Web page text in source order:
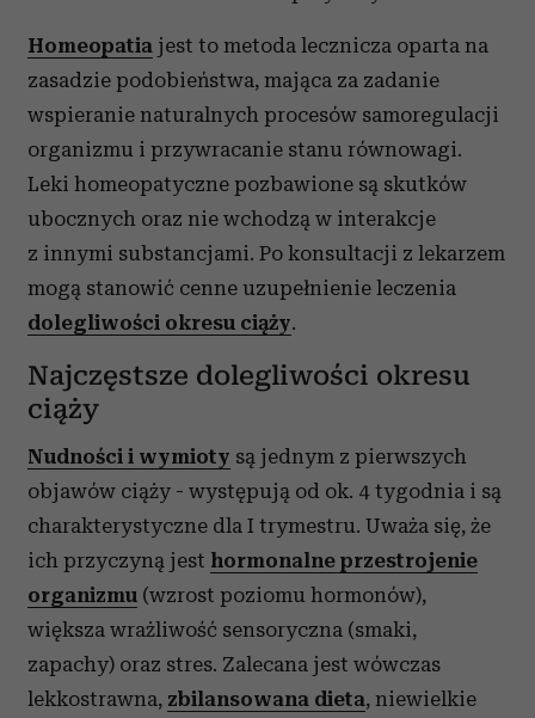
Homeopatia jest to metoda lecznicza oparta na
zasadzie podobieństwa, mająca za zadanie
wspieranie naturalnych procesów samoregulacji
organizmu i przywracanie stanu równowagi.
Leki homeopatyczne pozbawione są skutków
ubocznych oraz nie wchodzą w interakcje
z innymi substancjami. Po konsultacji z lekarzem
mogą stanowić cenne uzupełnienie leczenia
dolegliwości okresu ciąży.
Najczęstsze dolegliwości okresu
ciąży
Nudności i wymioty są jednym z pierwszych
objawów ciąży - występują od ok. 4 tygodnia i są
charakterystyczne dla I trymestru. Uważa się, że
ich przyczyną jest hormonalne przestrojenie
organizmu (wzrost poziomu hormonów),
większa wrażliwość sensoryczna (smaki,
zapachy) oraz stres. Zalecana jest wówczas
lekkostrawna, zbilansowana dieta, niewielkie